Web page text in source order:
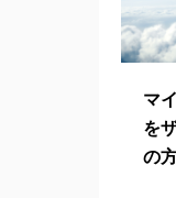
マ
を
の